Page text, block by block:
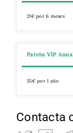
21€ por 6 meses
Patrón VIP
35€ por 1 año
Contacta